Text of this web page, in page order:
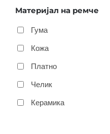
Материјал на ремче
Гума
Кожа
Платно
Челик
Керамика